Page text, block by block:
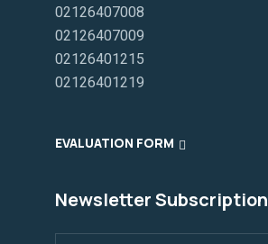
02126407008
02126407009
02126401215
02126401219
EVALUATION FORM
Newsletter Subscription